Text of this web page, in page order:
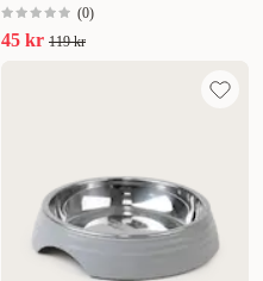
(0)
45 kr 119 kr